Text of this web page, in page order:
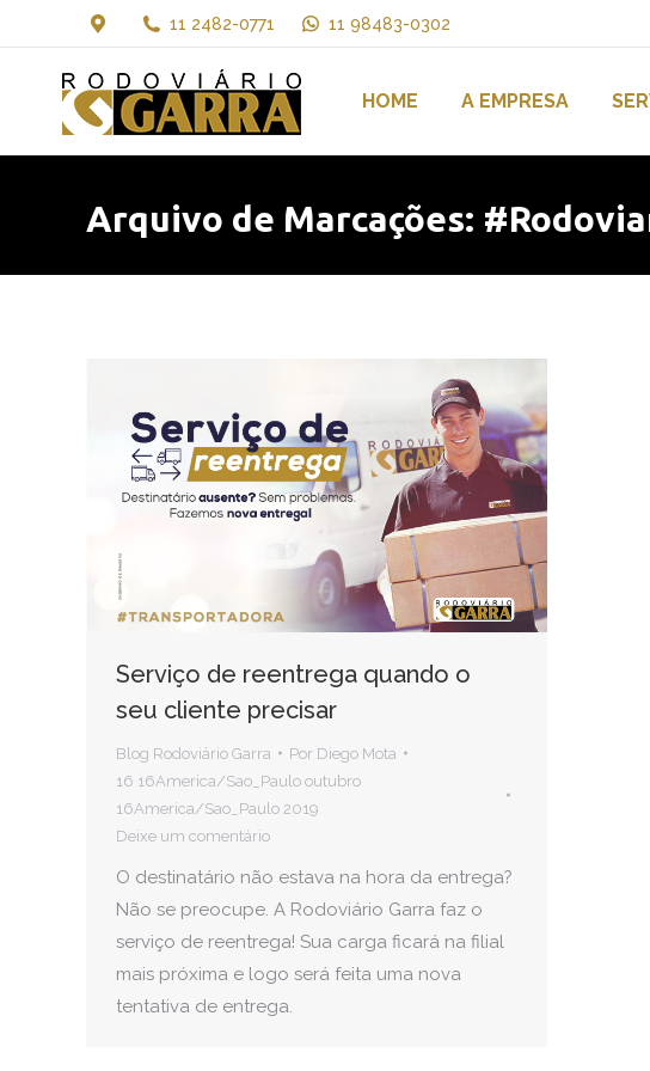
11 2482-0771 11 98483-0302
HOME A EMPRESA
Arquivo de Marcações:
Serviço de reentrega quando o
seu cliente precisar
Blog Rodoviário Garra Por Diego Mota
16 16America/Sao_Paulo outubro
16America/Sao_Paulo 2019
Deixe um comentário
O destinatário não estava na hora da entrega?
Não se preocupe. A Rodoviário Garra faz o
serviço de reentrega! Sua carga ficará na filial
mais próxima e logo será feita uma nova
tentativa de entrega.